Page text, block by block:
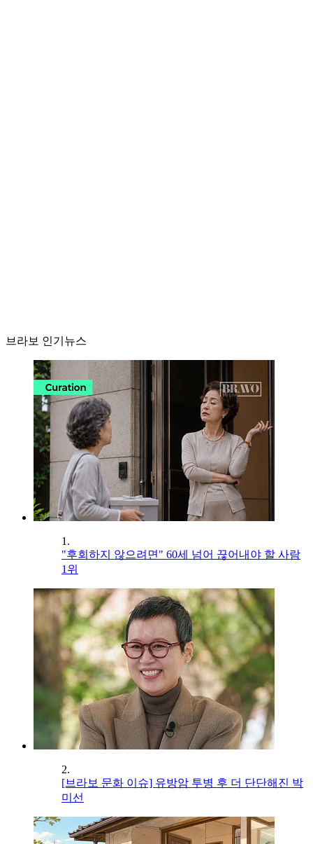
브라보 인기뉴스
1.
"후회하지 않으려면" 60세 넘어 끊어내야 할 사람
1위
2.
[브라보 문화 이슈] 유방암 투병 후 더 단단해진 박
미선